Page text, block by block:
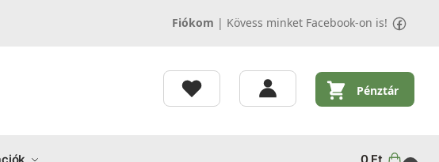
Fiókom | Kövess minket Facebook-on is!
Pénztár